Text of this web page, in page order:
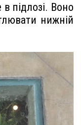
в підлозі. Воно
нижній